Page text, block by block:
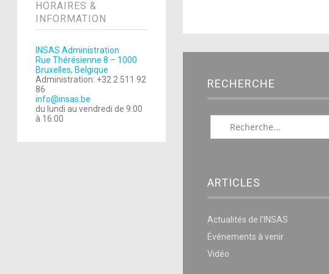
HORAIRES &
INFORMATION
INSAS Administration
Rue Thérésienne 8 – 1000
Bruxelles, Belgique
Administration: +32 2 511 92
86
info@insas.be
du lundi au vendredi de 9:00
à 16:00
RECHERCHE
ARTICLES
Actualités de l’INSAS
Événements à venir
Vidéo